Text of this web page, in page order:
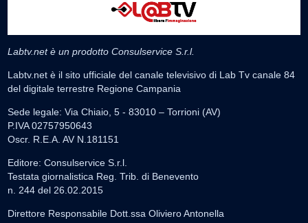
Labtv.net è un prodotto Consulservice S.r.l.
Labtv.net è il sito ufficiale del canale televisivo di Lab Tv canale 84
del digitale terrestre Regione Campania
Sede legale: Via Chiaio, 5 - 83010 – Torrioni (AV)
P.IVA 02757950643
Oscr. R.E.A. AV N.181151
Editore: Consulservice S.r.l.
Testata giornalistica Reg. Trib. di Benevento
n. 244 del 26.02.2015
Direttore Responsabile Dott.ssa Oliviero Antonella